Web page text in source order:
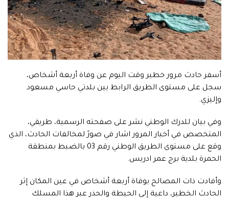
أسفر حادث مرور خطير وقت اليوم عن وفاة أربعة أشخاص،
سجل على مستوى الطريق الرابط بين بلدتي حاسي مسعود
وإليزي.
وفي بيان للدرك الوطني نشر على صفحته الرسمية، طريقي،
المتخصص في أخبار المرور اشار في صورً لمخالفات الحادث، الذي
وقع على مستوى الطريق الوطني رقم 03 بالضبط بمنطقة
الحمرة بلدية برج عمر ادريس.
وأفادت ذات المصالح بوفاة أربعة أشخاص في عين المكان إثر
الحادث الخطير، داعية إلى الحيطة والحذر عبر هذا المسلك